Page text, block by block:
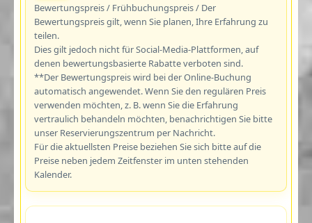
Bewertungspreis / Frühbuchungspreis / Der
Bewertungspreis gilt, wenn Sie planen, Ihre Erfahrung zu
teilen.
Dies gilt jedoch nicht für Social-Media-Plattformen, auf
denen bewertungsbasierte Rabatte verboten sind.
**Der Bewertungspreis wird bei der Online-Buchung
automatisch angewendet. Wenn Sie den regulären Preis
verwenden möchten, z. B. wenn Sie die Erfahrung
vertraulich behandeln möchten, benachrichtigen Sie bitte
unser Reservierungszentrum per Nachricht.
Für die aktuellsten Preise beziehen Sie sich bitte auf die
Preise neben jedem Zeitfenster im unten stehenden
Kalender.